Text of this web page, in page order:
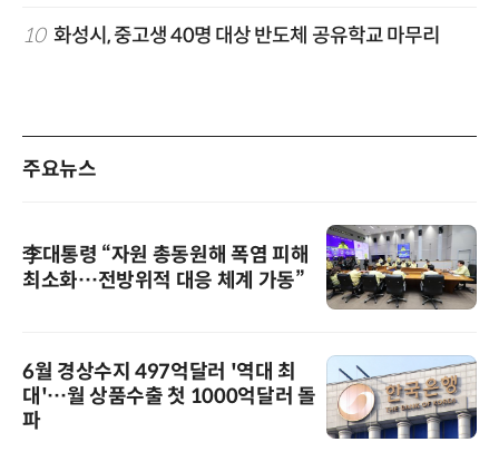
10 화성시, 중고생 40명 대상 반도체 공유학교 마무리
주요뉴스
李대통령 “자원 총동원해 폭염 피해
최소화…전방위적 대응 체계 가동”
6월 경상수지 497억달러 '역대 최
대'…월 상품수출 첫 1000억달러 돌
파